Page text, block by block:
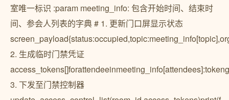
室唯一标识 :param meeting_info: 包含开始时间、结束时
间、参会人列表的字典 # 1. 更新门口屏显示状态
2. 生成临时门禁凭证
3. 下发至门禁控制器